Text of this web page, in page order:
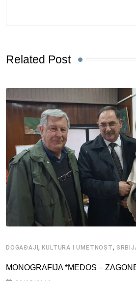
Related Post
DOGAĐAJI,KULTURA I UMETNOST,
MONOGRAFIJA *MEDOS –